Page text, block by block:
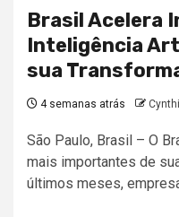
Brasil Acelera
Inteligência
sua
4 semanas atrás
São Paulo, Brasil – O
mais importantes de
últimos meses,